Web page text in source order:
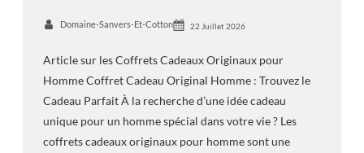
Domaine-Sanvers-Et-Cotton 22 Juillet 2026
Article sur les Coffrets Cadeaux Originaux pour
Homme Coffret Cadeau Original Homme : Trouvez le
Cadeau Parfait À la recherche d’une idée cadeau
unique pour un homme spécial dans votre vie ? Les
coffrets cadeaux originaux pour homme sont une